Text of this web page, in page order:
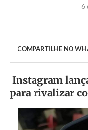
6
COMPARTILHE NO
Instagram
para rivalizar